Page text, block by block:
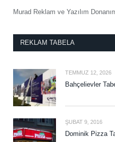
Murad Reklam ve Yazılım
REKLAM TABELA
TEMMUZ 12, 2026
Bahçelievler
ŞUBAT 9, 2016
Dominik Pizza